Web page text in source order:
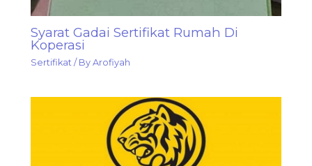
Syarat Gadai Sertifikat Rumah Di
Koperasi
Sertifikat / ByArofiyah